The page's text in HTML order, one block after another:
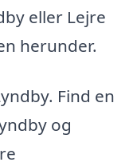
eller Lejre
herunder.
Find en
og